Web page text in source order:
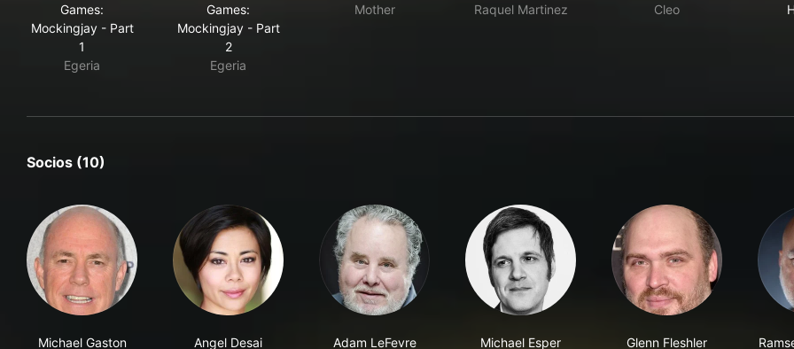
Games:
Mockingjay - Part
1
Egeria
Games:
Mockingjay - Part
2
Egeria
Mother
Raquel Martinez
Cleo
Socios (10)
Michael Gaston Angel Desai Adam LeFevre Michael Esper Glenn Fleshler